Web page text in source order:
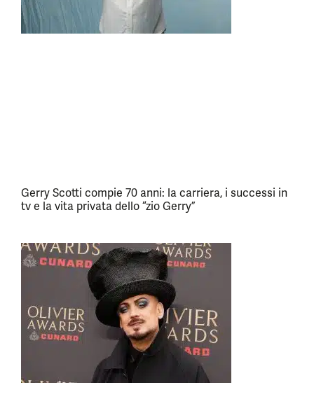
Gerry Scotti compie 70 anni: la carriera, i successi in
tv e la vita privata dello “zio Gerry”